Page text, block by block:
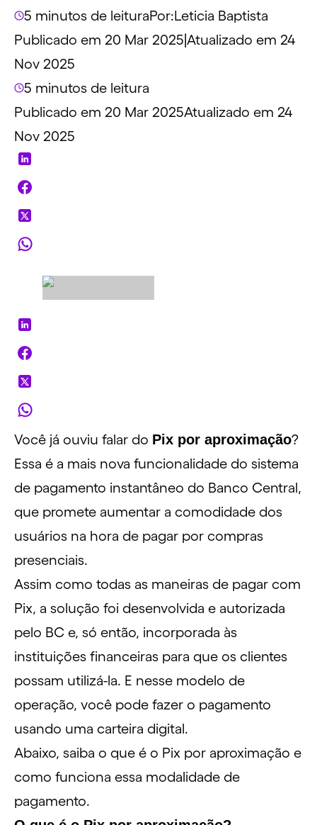
5 minutos de leituraPor:Leticia Baptista
Publicado em 20 Mar 2025 Atualizado em 24
Nov 2025
5 minutos de leitura
Publicado em 20 Mar 2025Atualizado em 24
Nov 2025
Você já ouviu falar do Pix por aproximação?
Essa é a mais nova funcionalidade do sistema
de pagamento instantâneo do Banco Central,
que promete aumentar a comodidade dos
usuários na hora de pagar por compras
presenciais.
Assim como todas as maneiras de pagar com
Pix, a solução foi desenvolvida e autorizada
pelo BC e, só então, incorporada às
instituições financeiras para que os clientes
possam utilizá-la. E nesse modelo de
operação, você pode fazer o pagamento
usando uma carteira digital.
Abaixo, saiba o que é o Pix por aproximação e
como funciona essa modalidade de
pagamento.